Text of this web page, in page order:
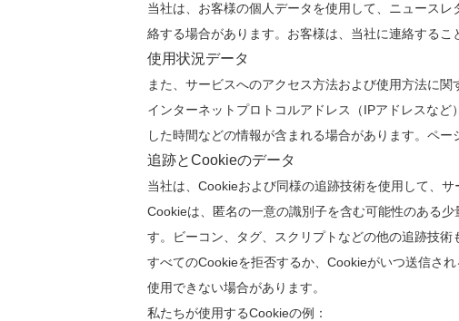
当社は、お客様の個人データを使用して、ニュース
絡する場合があります。お客様は、当社に連絡する
使用状況データ
また、サービスへのアクセス方法および使用方法に
インターネットプロトコルアドレス（IPアドレスな
した時間などの情報が含まれる場合があります。ペ
追跡とCookieのデータ
当社は、Cookieおよび同様の追跡技術を使用して、
Cookieは、匿名の一意の識別子を含む可能性のある
す。ビーコン、タグ、スクリプトなどの他の追跡技
すべてのCookieを拒否するか、Cookieがいつ送信さ
使用できない場合があります。
私たちが使用するCookieの例：